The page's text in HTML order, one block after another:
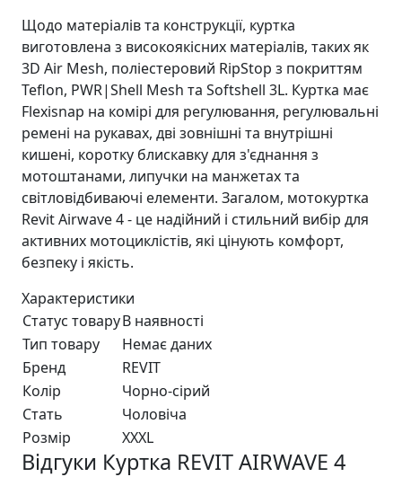
Щодо матеріалів та конструкції, куртка
виготовлена з високоякісних матеріалів, таких як
3D Air Mesh, поліестеровий RipStop з покриттям
Teflon, PWR|Shell Mesh та Softshell 3L. Куртка має
Flexisnap на комірі для регулювання, регулювальні
ремені на рукавах, дві зовнішні та внутрішні
кишені, коротку блискавку для з'єднання з
мотоштанами, липучки на манжетах та
світловідбиваючі елементи. Загалом, мотокуртка
Revit Airwave 4 - це надійний і стильний вибір для
активних мотоциклістів, які цінують комфорт,
безпеку і якість.
Характеристики
Статус товаруВ наявності
Тип товару
Немає даних
Бренд
REVIT
Колір
Чорно-сiрий
Стать
Чоловiча
Розмір
XXXL
Відгуки Куртка REVIT AIRWAVE 4